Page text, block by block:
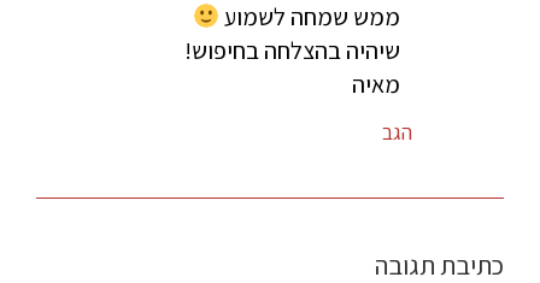
ממש שמחה לשמוע
שיהיה בהצלחה בחיפוש!
מאיה
הגב
כתיבת תגובה